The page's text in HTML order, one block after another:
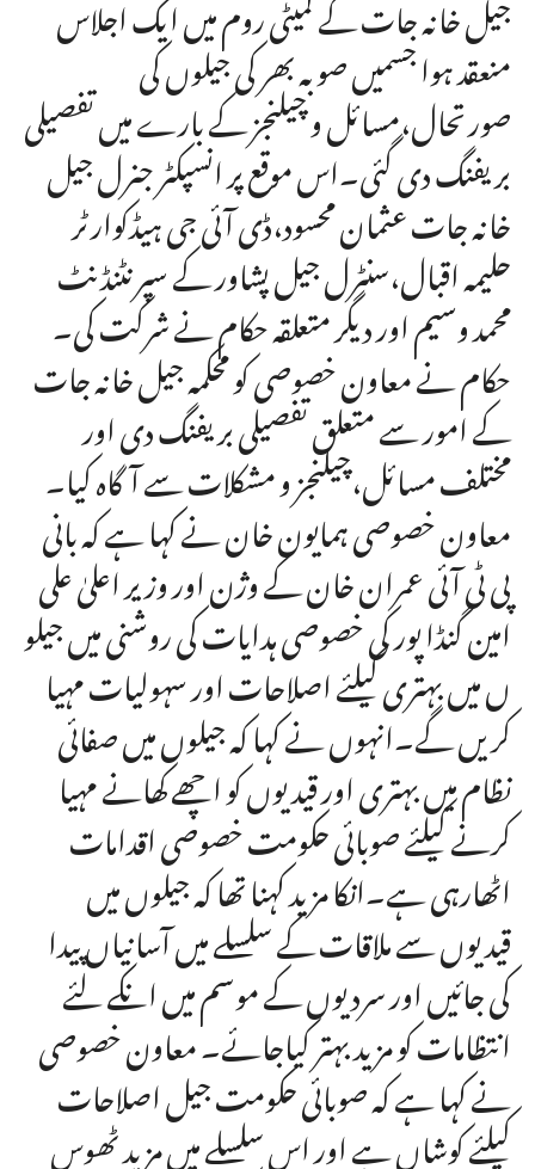
منعقد ہوا جسمیں صوبہ بھر کی جیلوں کی
صورتحال،مسائل و چیلنجز کے بارے میں تفصیلی
بریفنگ دی گئی۔اس موقع پر انسپکٹر جنرل جیل
خانہ جات عثمان محسود،ڈی آئی جی ہیڈکوارٹر
حلیمہ اقبال،سنٹرل جیل پشاور کے سپرنٹنڈنٹ
محمد وسیم اور دیگر متعلقہ حکام نے شرکت کی۔
حکام نے معاون خصوصی کو محکمہ جیل خانہ جات
کے امور سے متعلق تفصیلی بریفنگ دی اور
مختلف مسائل،چیلنجز و مشکلات سے آگاہ کیا۔
معاون خصوصی ہمایون خان نے کہا ہے کہ بانی
پی ٹی آئی عمران خان کے وژن اور وزیر اعلیٰ علی
امین گنڈا پور کی خصوصی ہدایات کی روشنی میں جیلو
ں میں بہتری کیلئے اصلاحات اور سہولیات مہیا
کریں گے۔انہوں نے کہا کہ جیلوں میں صفائی
نظام میں بہتری اور قیدیوں کو اچھے کھانے مہیا
کرنے کیلئے صوبائی حکومت خصوصی اقدامات
اٹھارہی ہے۔انکا مزید کہنا تھا کہ جیلوں میں
قیدیوں سے ملاقات کے سلسلے میں آسانیاں پیدا
کی جائیں اور سردیوں کے موسم میں انکے لئے
انتظامات کو مزید بہتر کیاجائے۔ معاون خصوصی
نے کہا ہے کہ صوبائی حکومت جیل اصلاحات
کیلئے کوشاں ہے اور اس سلسلے میں مزید ٹھوس